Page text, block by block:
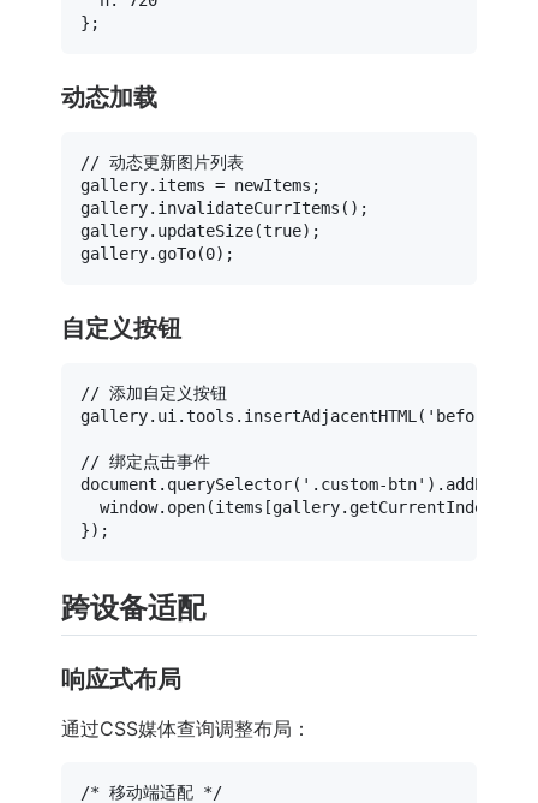
动态加载
// 动态更新图片列表
gallery. items = newItems;
gallery. invalidateCurrItems ();
gallery. updateSize(true);
gallery. goTo(0
自定义按钮
// 添加自定义按钮
gallery. ui .tools . insertAdjacentHTML ( 'beforeend'
// 绑定点击事件
document . querySelector( '.custom-btn' ).
window. open(items[gallery. getCurrentIndex
跨设备适配
响应式布局
通过CSS媒体查询调整布局：
/* 移动端适配 */